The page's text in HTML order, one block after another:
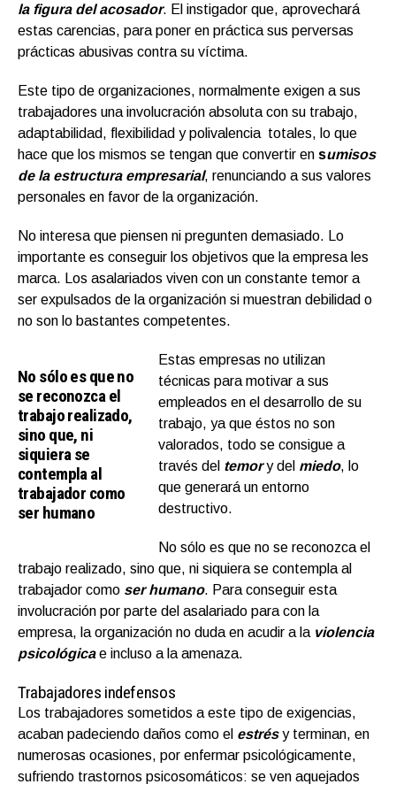
la figura del acosador. El instigador que, aprovechará
estas carencias, para poner en práctica sus perversas
prácticas abusivas contra su víctima.
Este tipo de organizaciones, normalmente exigen a sus
trabajadores una involucración absoluta con su trabajo,
adaptabilidad, flexibilidad y polivalencia totales, lo que
hace que los mismos se tengan que convertir en sumisos
de la estructura empresarial, renunciando a sus valores
personales en favor de la organización.
No interesa que piensen ni pregunten demasiado. Lo
importante es conseguir los objetivos que la empresa les
marca. Los asalariados viven con un constante temor a
ser expulsados de la organización si muestran debilidad o
no son lo bastantes competentes.
No sólo es que no
se reconozca el
trabajo realizado,
sino que, ni
siquiera se
contempla al
trabajador como
ser humano
Estas empresas no utilizan
técnicas para motivar a sus
empleados en el desarrollo de su
trabajo, ya que éstos no son
valorados, todo se consigue a
través del temory del miedo, lo
que generará un entorno
destructivo.
No sólo es que no se reconozca el
trabajo realizado, sino que, ni siquiera se contempla al
trabajador como ser humano. Para conseguir esta
involucración por parte del asalariado para con la
empresa, la organización no duda en acudir a la violencia
psicológicae incluso a la amenaza.
Trabajadores indefensos
Los trabajadores sometidos a este tipo de exigencias,
acaban padeciendo daños como el estrés y terminan, en
numerosas ocasiones, por enfermar psicológicamente,
sufriendo trastornos psicosomáticos: se ven aquejados